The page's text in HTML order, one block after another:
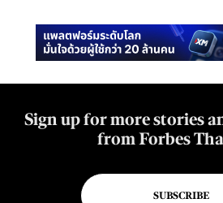
Sign up for more stories
from Forbes
SUBSCRIBE